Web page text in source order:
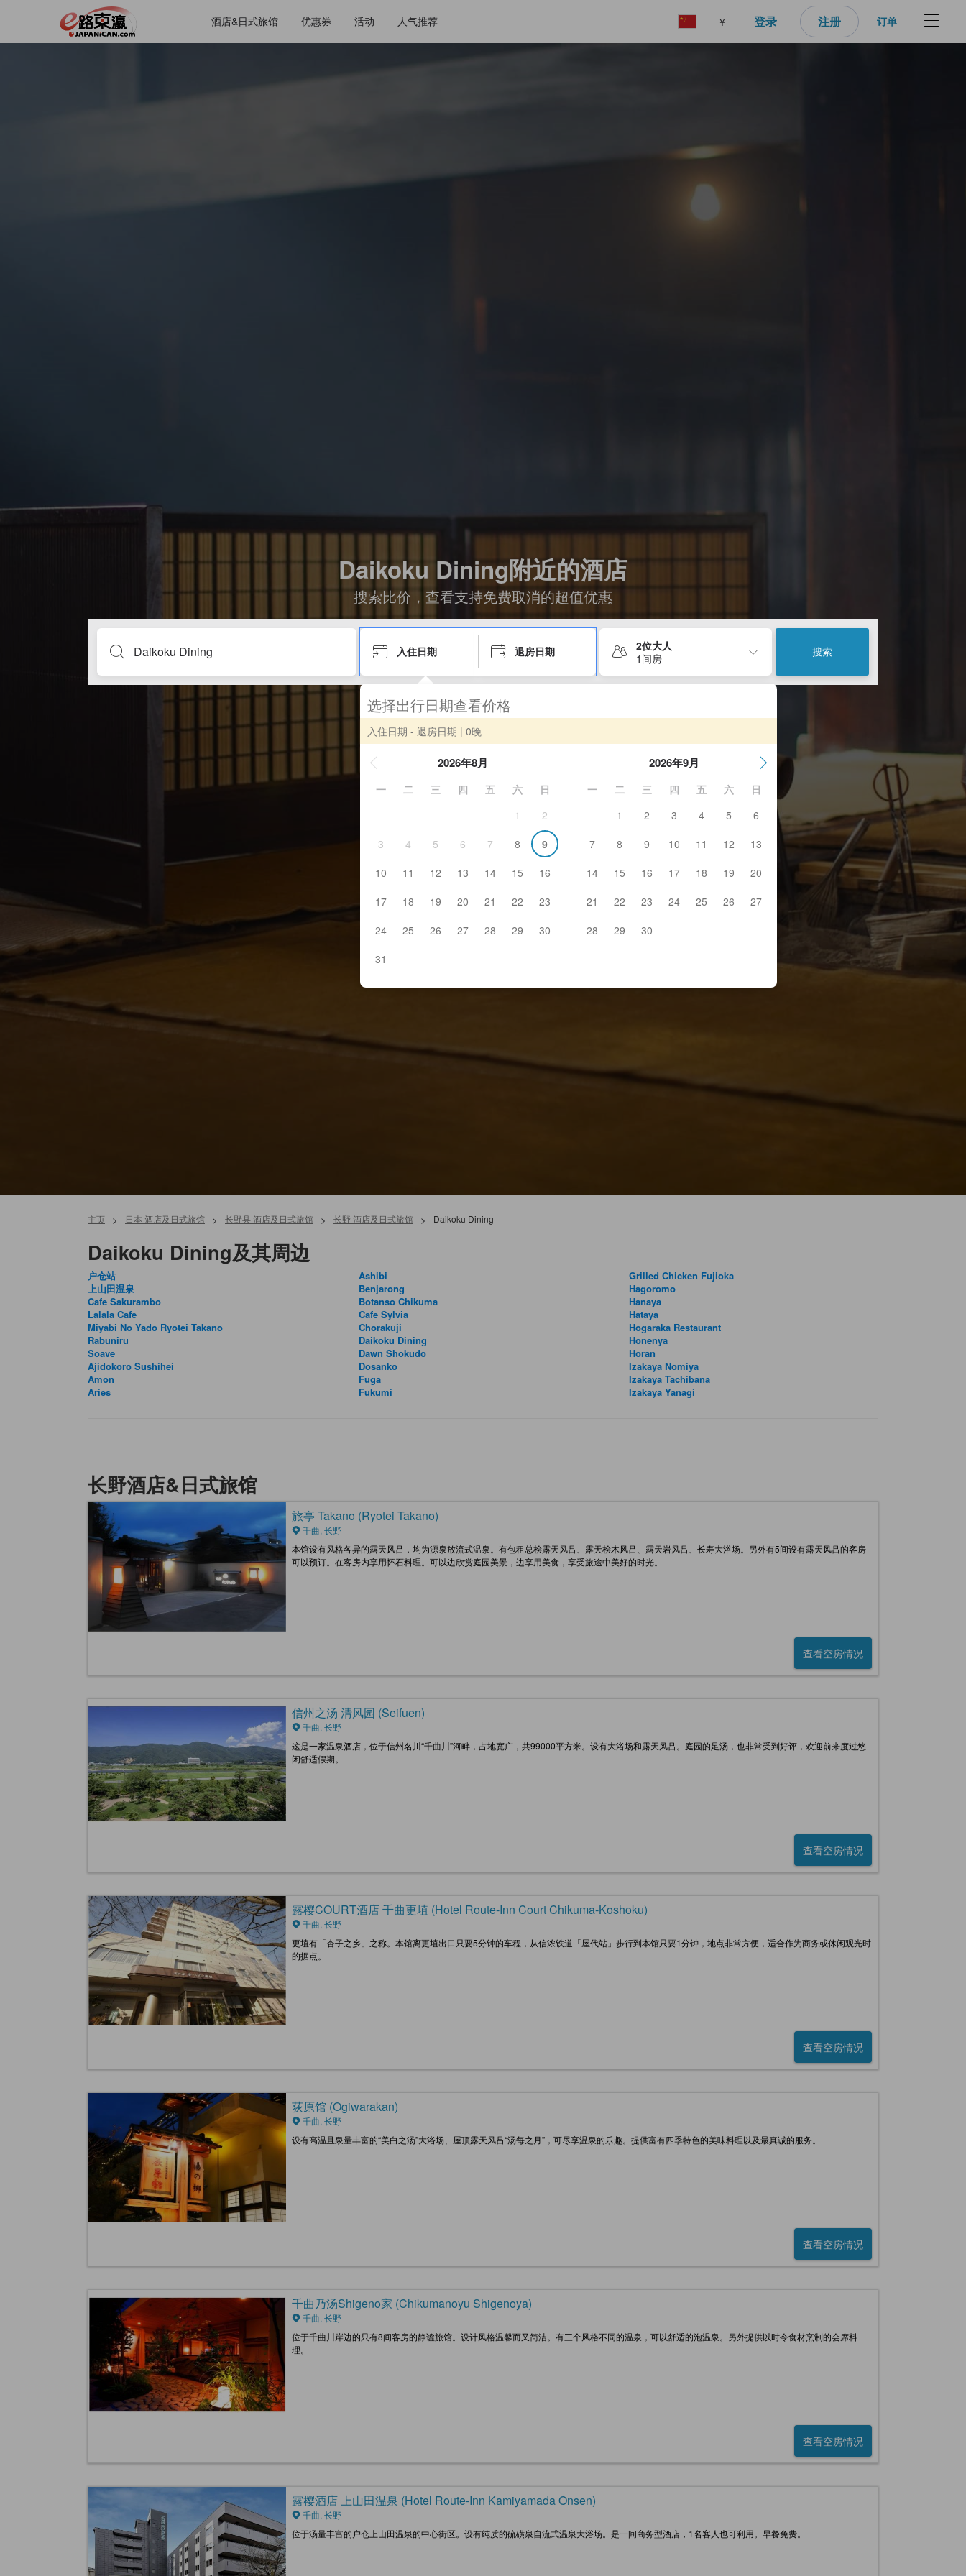
酒店&日式旅馆 优惠券 活动 人气推荐 ¥ 登录 注册 订单
Daikoku Dining附近的酒店
搜索比价，查看支持免费取消的超值优惠
入住日期 退房日期
2位大人
1间房
搜索
选择出行日期查看价格
入住日期 - 退房日期 | 0晚
2026年8月
一 二 三 四 五 六
日
1
2
3
4 5 6 7 8
9
10
11 12 13 14 15
16
17
18 19 20 21 22
23
24
25 26 27 28 29
30
31
2026年9月
一 二 三 四 五 六
日
1
2 3 4 5
6
7
8 9 10 11 12
13
14
15 16 17 18 19
20
21
22 23 24 25 26
27
28
29 30
主页 > 日本 酒店及日式旅馆 > 长野县 酒店及日式旅馆 > 长野 酒店及日式旅馆 > Daikoku Dining
Daikoku Dining及其周边
户仓站
上山田温泉
Cafe Sakurambo
Lalala Cafe
Miyabi No Yado Ryotei Takano
Rabuniru
Soave
Ajidokoro Sushihei
Amon
Aries
Ashibi
Benjarong
Botanso Chikuma
Cafe Sylvia
Chorakuji
Daikoku Dining
Dawn Shokudo
Dosanko
Fuga
Fukumi
Grilled Chicken Fujioka
Hagoromo
Hanaya
Hataya
Hogaraka Restaurant
Honenya
Horan
Izakaya Nomiya
Izakaya Tachibana
Izakaya Yanagi
长野酒店&日式旅馆
旅亭 Takano (Ryotei Takano)
千曲, 长野
本馆设有风格各异的露天风吕，均为源泉放流式温泉。有包租总桧露天风吕、露天桧木风吕、露天岩风吕、长寿大浴场。另外有5间设有露天风吕的客房
可以预订。在客房内享用怀石料理。可以边欣赏庭园美景，边享用美食，享受旅途中美好的时光。
查看空房情况
信州之汤 清风园 (Seifuen)
千曲, 长野
这是一家温泉酒店，位于信州名川“千曲川”河畔，占地宽广，共99000平方米。设有大浴场和露天风吕。庭园的足汤，也非常受到好评，欢迎前来度过悠
闲舒适假期。
查看空房情况
露樱COURT酒店 千曲更埴 (Hotel Route-Inn Court Chikuma-Koshoku)
千曲, 长野
更埴有「杏子之乡」之称。本馆离更埴出口只要5分钟的车程，从信浓铁道「屋代站」步行到本馆只要1分钟，地点非常方便，适合作为商务或休闲观光时
的据点。
查看空房情况
荻原馆 (Ogiwarakan)
千曲, 长野
设有高温且泉量丰富的“美白之汤”大浴场、屋顶露天风吕“汤每之月”，可尽享温泉的乐趣。提供富有四季特色的美味料理以及最真诚的服务。
查看空房情况
千曲乃汤Shigeno家 (Chikumanoyu Shigenoya)
千曲, 长野
位于千曲川岸边的只有8间客房的静谧旅馆。设计风格温馨而又简洁。有三个风格不同的温泉，可以舒适的泡温泉。另外提供以时令食材烹制的会席料
理。
查看空房情况
露樱酒店 上山田温泉 (Hotel Route-Inn Kamiyamada Onsen)
千曲, 长野
位于汤量丰富的户仓上山田温泉的中心街区。设有纯质的硫磺泉自流式温泉大浴场。是一间商务型酒店，1名客人也可利用。早餐免费。